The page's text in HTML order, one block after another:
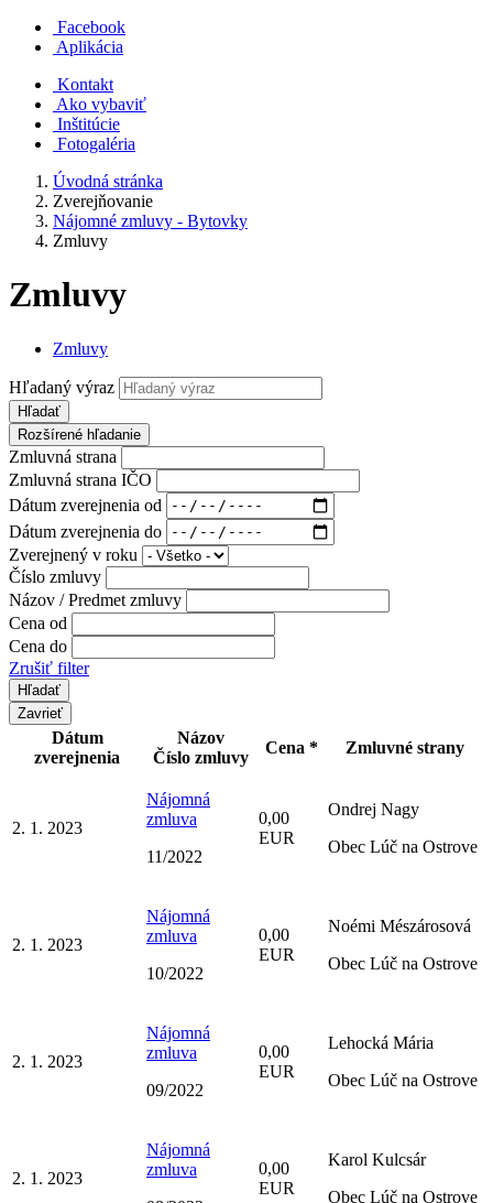
Facebook
Aplikácia
Kontakt
Ako vybaviť
Inštitúcie
Fotogaléria
Úvodná stránka
Zverejňovanie
Nájomné zmluvy - Bytovky
Zmluvy
Zmluvy
Zmluvy
Hľadaný výraz
Hľadať
Rozšírené hľadanie
Zmluvná strana
Zmluvná strana IČO
Dátum zverejnenia od
Dátum zverejnenia do
Zverejnený v roku
Číslo zmluvy
Názov / Predmet zmluvy
Cena od
Cena do
Zrušiť filter
Zavrieť
Dátum
zverejnenia
Názov
Číslo zmluvy
Cena * Zmluvné strany
2. 1. 2023
Nájomná
zmluva
11/2022
0,00
EUR
Ondrej Nagy
Obec Lúč na Ostrove
2. 1. 2023
Nájomná
zmluva
10/2022
0,00
EUR
Noémi Mészárosová
Obec Lúč na Ostrove
2. 1. 2023
Nájomná
zmluva
09/2022
0,00
EUR
Lehocká Mária
Obec Lúč na Ostrove
2. 1. 2023
Nájomná
zmluva
0,00
EUR
Karol Kulcsár
Obec Lúč na Ostrove